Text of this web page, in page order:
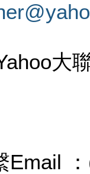
大
Email